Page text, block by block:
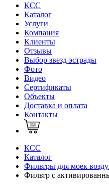
КСС
Каталог
Услуги
Компания
Клиенты
Oтзывы
Выбор звезд эстрады
Фото
Видео
Сертификаты
Объекты
Доставка и оплата
Контакты
КСС
Каталог
Фильтры для моек
Фильтр с